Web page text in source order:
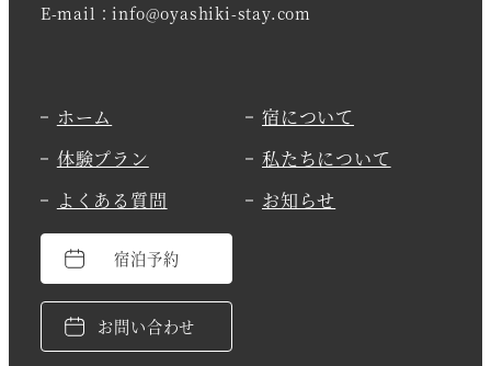
E-mail：info@oyashiki-stay.com
ホーム
宿について
体験プラン
私たちについて
よくある質問
お知らせ
宿泊予約
お問い合わせ